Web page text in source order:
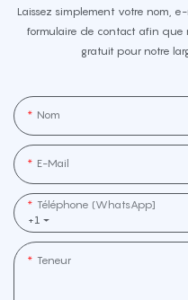
Laissez simplement votre nom,
formulaire de contact afin que
gratuit pour notre
Nom
E-Mail
+1
Téléphone (WhatsApp]
Teneur